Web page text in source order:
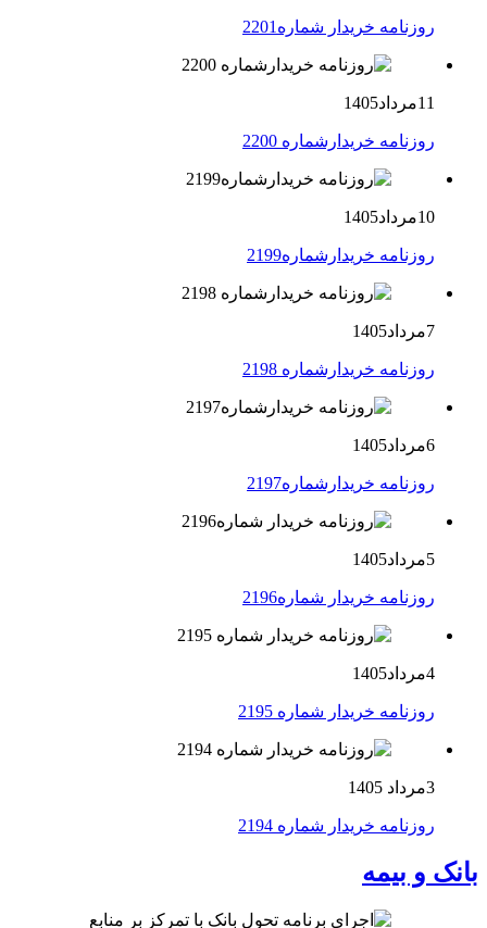
روزنامه خریدار شماره2201
11مرداد1405
روزنامه خریدارشماره 2200
10مرداد1405
روزنامه خریدارشماره2199
7مرداد1405
روزنامه خریدارشماره 2198
6مرداد1405
روزنامه خریدارشماره2197
5مرداد1405
روزنامه خریدار شماره2196
4مرداد1405
روزنامه خریدار شماره 2195
3مرداد 1405
روزنامه خریدار شماره 2194
بانک و بیمه